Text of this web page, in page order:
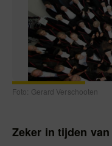
Foto: Gerard Verschooten
Zeker in tijden